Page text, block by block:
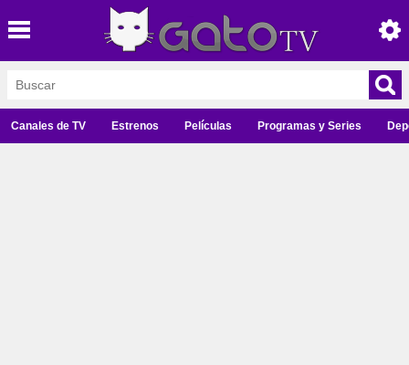
Canales de TV Estrenos Películas Programas y Series